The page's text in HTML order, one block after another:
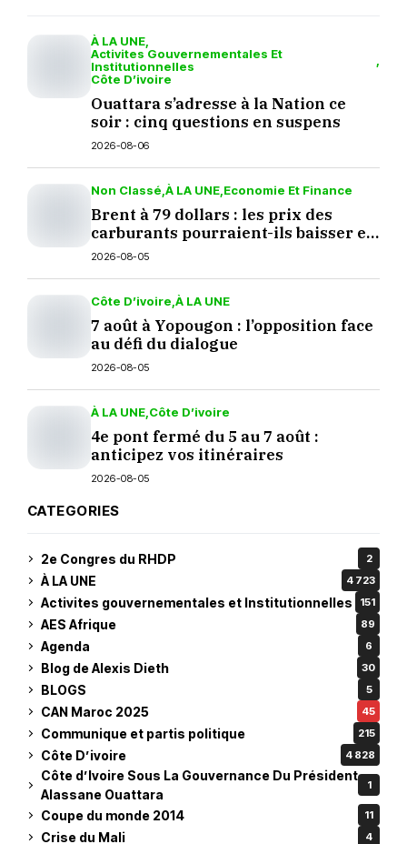
À LA UNE
Activites Gouvernementales Et
Institutionnelles
Côte D’ivoire
Ouattara s’adresse à la Nation ce
soir : cinq questions en suspens
2026-08-06
Non Classé À LA UNE Economie Et Finance
Brent à 79 dollars : les prix des
carburants pourraient-ils baisser en
septembre ?
2026-08-05
Côte D’ivoire À LA UNE
7 août à Yopougon : l’opposition face
au défi du dialogue
2026-08-05
À LA UNE Côte D’ivoire
4e pont fermé du 5 au 7 août :
anticipez vos itinéraires
2026-08-05
CATEGORIES
2e Congres du RHDP 2
À LA UNE 4 723
Activites gouvernementales et Institutionnelles 151
AES Afrique 89
Agenda 6
Blog de Alexis Dieth 30
BLOGS 5
CAN Maroc 2025 45
Communique et partis politique 215
Côte D’ivoire 4 828
Côte d’Ivoire Sous La Gouvernance Du Président
Alassane Ouattara
1
Coupe du monde 2014 11
Crise du Mali 4